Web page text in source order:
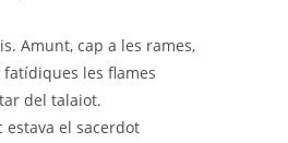
Amunt, cap a les rames,
les flames
del talaiot.
estava el sacerdot